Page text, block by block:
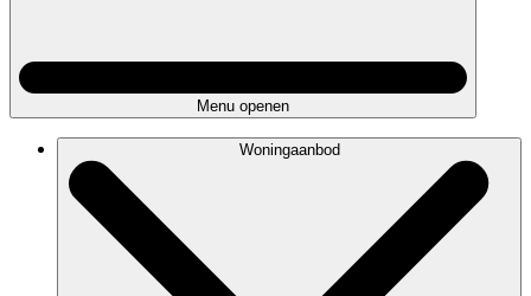
Menu openen
Woningaanbod